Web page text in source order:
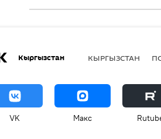
Кыргызстан КЫРГЫЗСТАН
VK Макс